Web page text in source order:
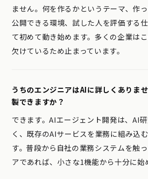
ません。何を作るかというテーマ、作
公開できる環境、試した人を評価する
て初めて動き始めます。多くの企業は
欠けているため止まっています。
うちのエンジニアはAIに詳しくありま
製できますか？
できます。AIエージェント開発は、AI
く、既存のAIサービスを業務に組み込
す。普段から自社の業務システムを触
アであれば、小さな1機能から十分に始